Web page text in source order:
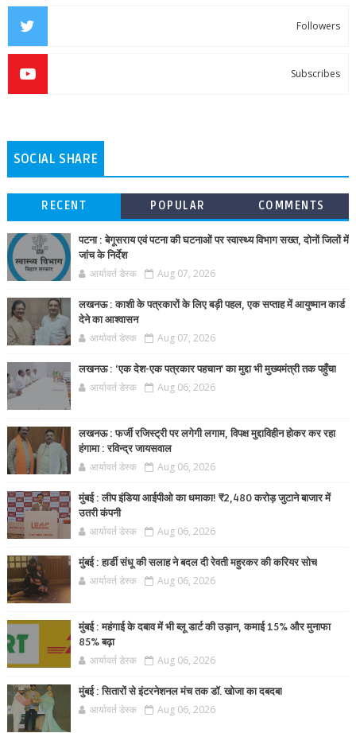
Followers
Subscribes
SOCIAL SHARE
RECENT POPULAR COMMENTS
पटना : बेगूसराय एवं पटना की घटनाओं पर स्वास्थ्य विभाग सख्त, दोनों जिलों में
जांच के निर्देश
आर्यावर्त डेस्क Aug 07, 2026
लखनऊ : काशी के पत्रकारों के लिए बड़ी पहल, एक सप्ताह में आयुष्मान कार्ड
देने का आश्वासन
आर्यावर्त डेस्क Aug 07, 2026
लखनऊ : ‘एक देश-एक पत्रकार पहचान’ का मुद्दा भी मुख्यमंत्री तक पहुँचा
आर्यावर्त डेस्क Aug 06, 2026
लखनऊ : फर्जी रजिस्ट्री पर लगेगी लगाम, विपक्ष मुद्दाविहीन होकर कर रहा
हंगामा : रविन्द्र जायसवाल
आर्यावर्त डेस्क Aug 06, 2026
मुंबई : लीप इंडिया आईपीओ का धमाका! ₹2,480 करोड़ जुटाने बाजार में
उतरी कंपनी
आर्यावर्त डेस्क Aug 06, 2026
मुंबई : हार्डी संधू की सलाह ने बदल दी रेवती महुरकर की करियर सोच
आर्यावर्त डेस्क Aug 06, 2026
मुंबई : महंगाई के दबाव में भी ब्लू डार्ट की उड़ान, कमाई 15% और मुनाफा
85% बढ़ा
आर्यावर्त डेस्क Aug 06, 2026
मुंबई : सितारों से इंटरनेशनल मंच तक डॉ. खोजा का दबदबा
आर्यावर्त डेस्क Aug 06, 2026